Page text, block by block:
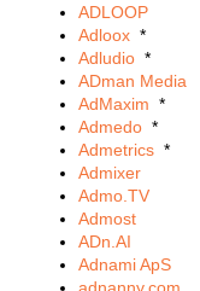
ADLOOP
Adloox *
Adludio *
ADman Media
AdMaxim *
Admedo *
Admetrics *
Admixer
Admo.TV
Admost
ADn.AI
Adnami ApS
adnanny.com